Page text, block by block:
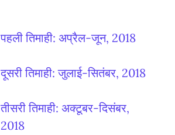
पहली तिमाही: अप्रैल-जून, 2018
दूसरी तिमाही: जुलाई-सितंबर, 2018
तीसरी तिमाही: अक्टूबर-दिसंबर,
2018